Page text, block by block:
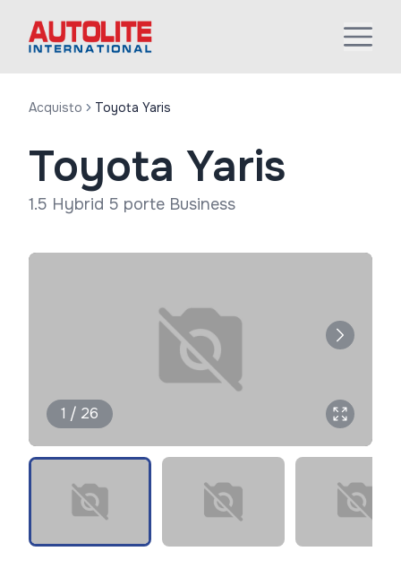
Acquisto Toyota Yaris
Toyota Yaris
1.5 Hybrid 5 porte Business
1 / 26